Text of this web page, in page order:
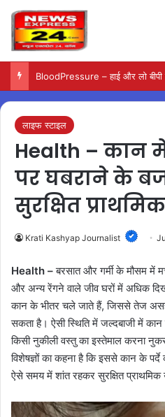
लाइफ स्टाइल
Health – कान
पर घबराने के
सुरक्षित
Krati Kashyap Journalist
Health –बरसात और गर्मी के मौसम में
और अन्य रेंगने वाले जीव घरों में अधिक
कान के भीतर चले जाते हैं, जिससे तेज
सकता है। ऐसी स्थिति में जल्दबाजी में कान
किसी नुकीली वस्तु का इस्तेमाल करना
विशेषज्ञों का कहना है कि इससे कान के
ऐसे समय में शांत रहकर सुरक्षित